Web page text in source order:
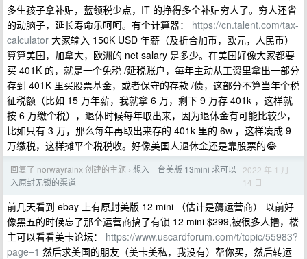
多生孩子拿补贴，蓝领税少点，IT 的挣得多全补贴穷人了。穷人还省
的动脑子，延长寿命乐呵呵。有个计算器： https://cn.talent.com/tax-
calculator 大家输入 150K USD 年薪（及折合加币，欧元，人民币）
算算美国，加拿大，欧洲的 net salary 是多少。在美国好像大家都要
买 401K 的，就是一个免税 /延税账户，每年主动从工资里拿出一部分
存到 401K 里买股票基金，或者保守的存款 /债，这部分不算当年个税
征税额（比如 15 万年薪，我就拿 6 万，剩下 9 万存 401k ，这样就
按 6 万缴个税），退休时候每年取出来，因为退休金有可能比较少，
比如只有 3 万，那么每年再取出来存的 401k 里的 6w ，这样凑成 9
万缴税，这样摊平个税税收。好像美国人退休金还是靠股票的😂
回复了 norwayrainx 创建的主题 › 想入一台美版 13mini 求可以
入原封无锁的渠道
2022 年 1 月
14 日
前几天看到 ebay 上有原封美版 12 mini （估计是薅运营商） 以前好
像黑五的时候忘了那个运营商搞了有锁 12 mini $299,被很多人撸，楼
主可以看看美卡论坛： https://www.uscardforum.com/t/topic/55983?
page=1 然后求美国的朋友（美卡美私，我没有）帮你买，然后转运